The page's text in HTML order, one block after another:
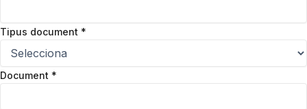
Tipus document *
Document *